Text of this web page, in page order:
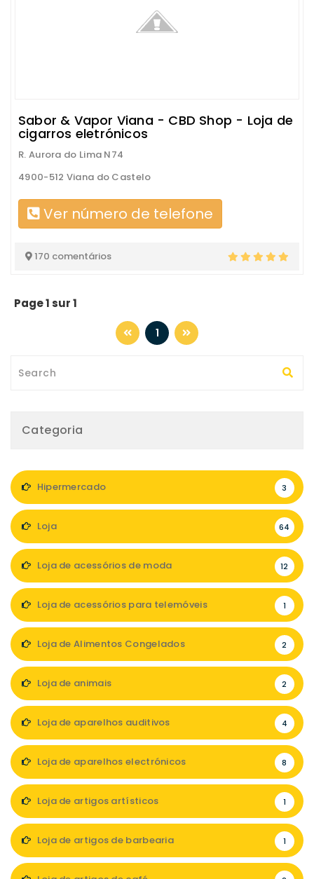
Sabor & Vapor Viana - CBD Shop - Loja de
cigarros eletrónicos
R. Aurora do Lima N74
4900-512 Viana do Castelo
Ver número de telefone
170 comentários
Page 1 sur 1
1
Categoria
Hipermercado 3
Loja 64
Loja de acessórios de moda 12
Loja de acessórios para telemóveis 1
Loja de Alimentos Congelados 2
Loja de animais 2
Loja de aparelhos auditivos 4
Loja de aparelhos electrónicos 8
Loja de artigos artísticos 1
Loja de artigos de barbearia 1